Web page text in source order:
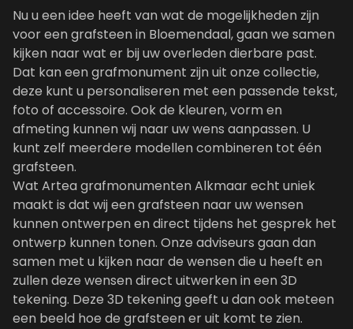
Nu u een idee heeft van wat de mogelijkheden zijn
voor een grafsteen in Bloemendaal, gaan we samen
kijken naar wat er bij uw overleden dierbare past.
Dat kan een grafmonument zijn uit onze collectie,
deze kunt u personaliseren met een passende tekst,
foto of accessoire. Ook de kleuren, vorm en
afmeting kunnen wij naar uw wens aanpassen. U
kunt zelf meerdere modellen combineren tot één
grafsteen.
Wat Artea grafmonumenten Alkmaar echt uniek
maakt is dat wij een grafsteen naar uw wensen
kunnen ontwerpen en direct tijdens het gesprek het
ontwerp kunnen tonen. Onze adviseurs gaan dan
samen met u kijken naar de wensen die u heeft en
zullen deze wensen direct uitwerken in een 3D
tekening. Deze 3D tekening geeft u dan ook meteen
een beeld hoe de grafsteen er uit komt te zien.